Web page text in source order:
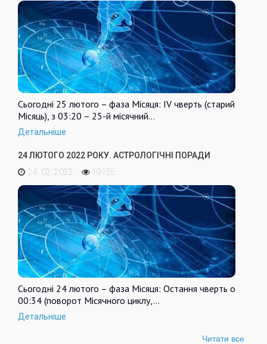
Сьогодні 25 лютого – фаза Місяця: IV чверть (старий
Місяць), з 03:20 – 25-й місячний…
Детальніше
24 ЛЮТОГО 2022 РОКУ. АСТРОЛОГІЧНІ ПОРАДИ
24. 02. 2022
19155
Сьогодні 24 лютого – фаза Місяця: Остання чверть о
00:34 (поворот Місячного циклу,…
Детальніше
Читати все